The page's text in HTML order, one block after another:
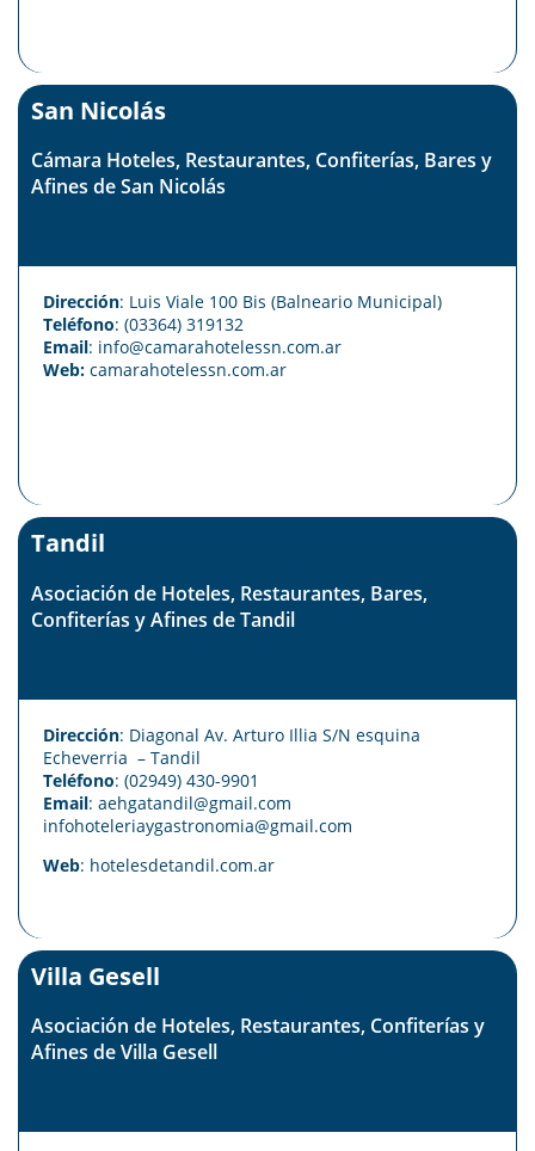
San Nicolás
Cámara Hoteles, Restaurantes, Confiterías, Bares y
Afines de San Nicolás
Dirección: Luis Viale 100 Bis (Balneario Municipal)
Teléfono: (03364) 319132
Email: info@camarahotelessn.com.ar
Web: camarahotelessn.com.ar
Tandil
Asociación de Hoteles, Restaurantes, Bares,
Confiterías y Afines de Tandil
Dirección: Diagonal Av. Arturo Illia S/N esquina
Echeverria – Tandil
Teléfono: (02949) 430-9901
Email: aehgatandil@gmail.com
infohoteleriaygastronomia@gmail.com
Web: hotelesdetandil.com.ar
Villa Gesell
Asociación de Hoteles, Restaurantes, Confiterías y
Afines de Villa Gesell